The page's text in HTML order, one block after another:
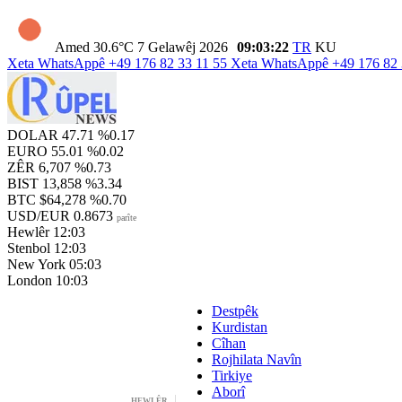
Amed 30.6°C 7 Gelawêj 2026 09:03:23 TR KU
Xeta WhatsAppê +49 176 82 33 11 55 Xeta WhatsAppê +49 176 82
DOLAR 47.71 %0.17
EURO 55.01 %0.02
ZÊR 6,707 %0.73
BIST 13,858 %3.34
BTC $64,278 %0.70
USD/EUR 0.8673 parîte
Hewlêr 12:03
Stenbol 12:03
New York 05:03
London 10:03
Destpêk
Kurdistan
Cîhan
Rojhilata Navîn
Tirkiye
Aborî